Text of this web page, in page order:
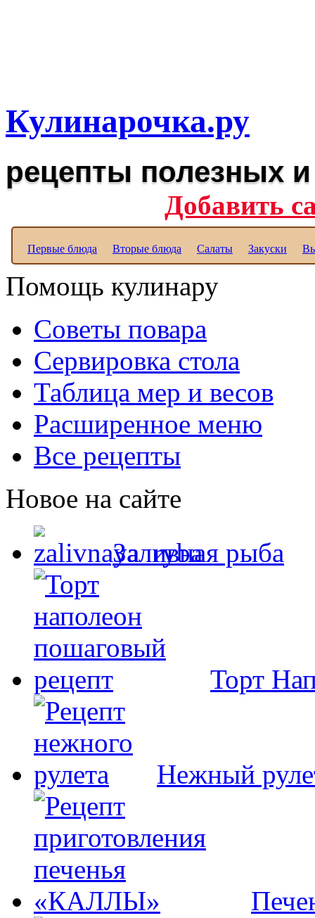
Кулинарочка.ру
рецепты полезных
Добавить
Первые блюда Вторые блюда Салаты Закуски
Помощь кулинару
Советы повара
Сервировка стола
Таблица мер и весов
Расширенное меню
Все рецепты
Новое на сайте
Заливная рыба
Торт
Нежный